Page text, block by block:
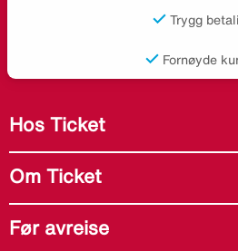
Trygg
Fornøyde
Hos Ticket
Om Ticket
Før avreise